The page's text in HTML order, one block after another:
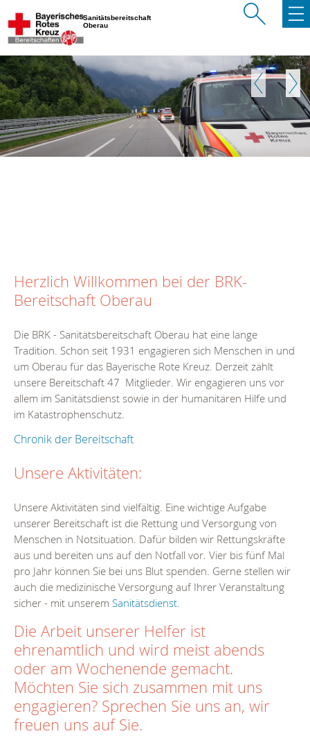
Sanitätsbereitschaft
Oberau
Zurück
Herzlich Willkommen bei der BRK-
Bereitschaft Oberau
Die BRK - Sanitätsbereitschaft Oberau hat eine lange
Tradition. Schon seit 1931 engagieren sich Menschen in und
um Oberau für das Bayerische Rote Kreuz. Derzeit zählt
unsere Bereitschaft 47 Mitglieder. Wir engagieren uns vor
allem im Sanitätsdienst sowie in der humanitären Hilfe und
im Katastrophenschutz.
Chronik der Bereitschaft
Unsere Aktivitäten:
Unsere Aktivitäten sind vielfältig. Eine wichtige Aufgabe
unserer Bereitschaft ist die Rettung und Versorgung von
Menschen in Notsituation. Dafür bilden wir Rettungskräfte
aus und bereiten uns auf den Notfall vor. Vier bis fünf Mal
pro Jahr können Sie bei uns Blut spenden. Gerne stellen wir
auch die medizinische Versorgung auf Ihrer Veranstaltung
sicher - mit unserem Sanitätsdienst.
Die Arbeit unserer Helfer ist
ehrenamtlich und wird meist abends
oder am Wochenende gemacht.
Möchten Sie sich zusammen mit uns
engagieren? Sprechen Sie uns an, wir
freuen uns auf Sie.